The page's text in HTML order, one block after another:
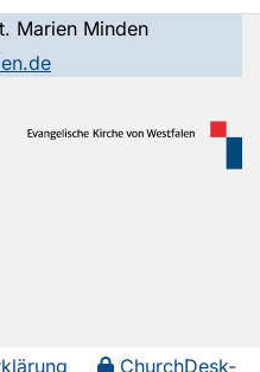
Marien Minden
ChurchDesk-